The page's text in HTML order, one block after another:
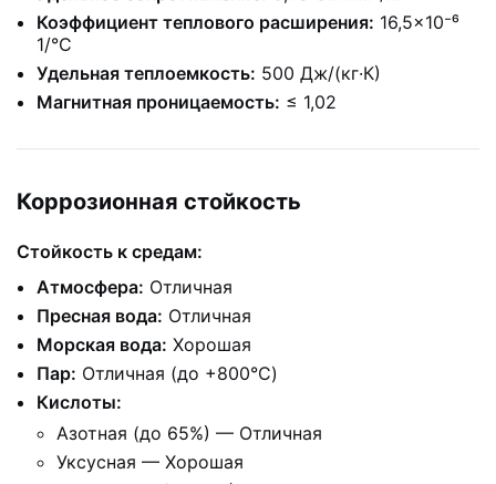
Коэффициент теплового расширения: 16,5×10⁻⁶
1/°C
Удельная теплоемкость: 500 Дж/(кг·К)
Магнитная проницаемость: ≤ 1,02
Коррозионная стойкость
Стойкость к средам:
Атмосфера: Отличная
Пресная вода: Отличная
Морская вода: Хорошая
Пар: Отличная (до +800°C)
Кислоты:
Азотная (до 65%) — Отличная
Уксусная — Хорошая